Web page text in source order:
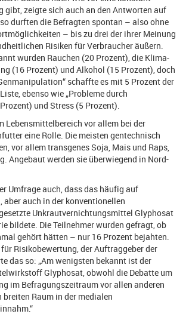
gibt, zeigte sich auch an den Antworten auf
durften die Befragten spontan – also ohne
– bis zu drei der ihrer Meinung
Risiken für Verbraucher äußern.
wurden Rauchen (20 Prozent), die Klima-
(16 Prozent) und Alkohol (15 Prozent), doch
schaffte es mit 5 Prozent der
ebenso wie „Probleme durch
und Stress (5 Prozent).
Lebensmittelbereich vor allem bei der
eine Rolle. Die meisten gentechnisch
vor allem transgenes Soja, Mais und Raps,
Angebaut werden sie überwiegend in Nord-
Umfrage auch, dass das häufig auf
aber auch in der konventionellen
Unkrautvernichtungsmittel Glyphosat
bildete. Die Teilnehmer wurden gefragt, ob
gehört hätten – nur 16 Prozent bejahten.
Risikobewertung, der Auftraggeber der
das so: „Am wenigsten bekannt ist der
Glyphosat, obwohl die Debatte um
im Befragungszeitraum vor allen anderen
Raum in der medialen